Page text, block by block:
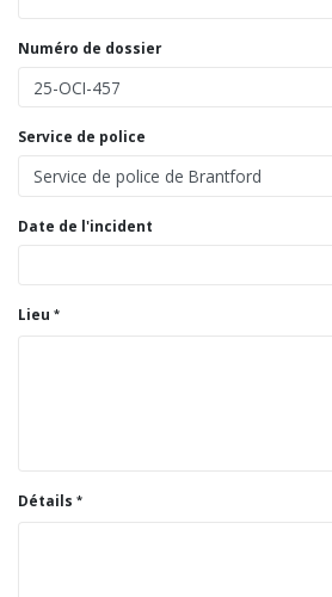
Numéro de dossier
Service de police
Date de l'incident
Lieu
Détails